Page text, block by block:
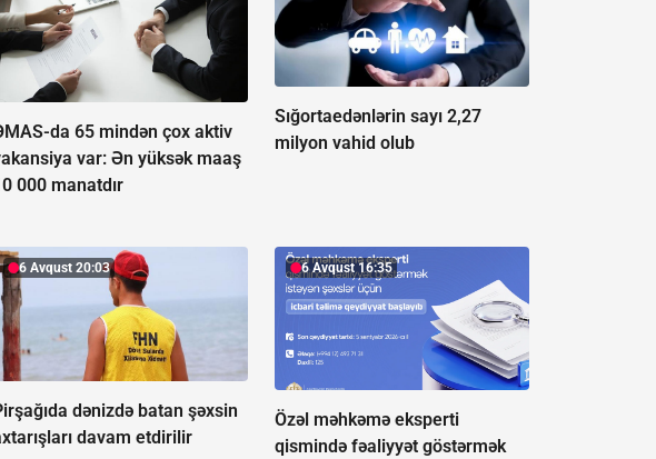
da 65 mindən çox aktiv
var:Ən yüksək maaş
000 manatdır
Sığortaedənlərin sayı 2,27
milyon vahid olub
6 Avqust 20:03
dənizdə batan şəxsin
davam etdirilir
6 Avqust 16:35
Özəl məhkəmə eksperti
qismində fəaliyyət göstərmək